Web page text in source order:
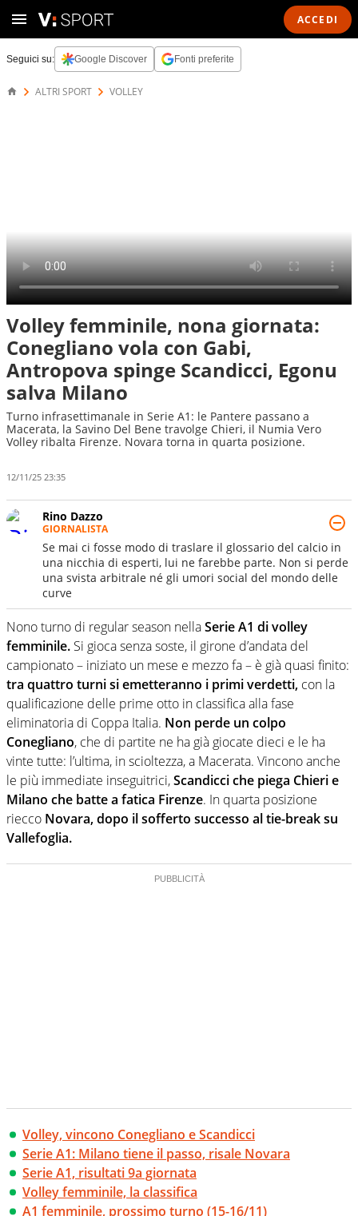
ACCEDI
Seguici su: Google Discover Fonti preferite
ALTRI SPORT VOLLEY
Volley femminile, nona giornata:
Conegliano vola con Gabi,
Antropova spinge Scandicci, Egonu
salva Milano
Turno infrasettimanale in Serie A1: le Pantere passano a
Macerata, la Savino Del Bene travolge Chieri, il Numia Vero
Volley ribalta Firenze. Novara torna in quarta posizione.
12/11/25 23:35
Rino Dazzo
GIORNALISTA
Se mai ci fosse modo di traslare il glossario del calcio in
una nicchia di esperti, lui ne farebbe parte. Non si perde
una svista arbitrale né gli umori social del mondo delle
curve
Nono turno di regular season nellaSerie A1 di volley
femminile. Si gioca senza soste, il girone d’andata del
campionato – iniziato un mese e mezzo fa – è già quasi finito:
tra quattro turni si emetteranno i primi verdetti, con la
qualificazione delle prime otto in classifica alla fase
eliminatoria di Coppa Italia. Non perde un colpo
Conegliano, che di partite ne ha già giocate dieci e le ha
vinte tutte: l’ultima, in scioltezza, a Macerata. Vincono anche
le più immediate inseguitrici,Scandicci che piega Chieri e
Milano che batte a fatica Firenze. In quarta posizione
riecco Novara, dopo il sofferto successo al tie-break su
Vallefoglia.
Volley, vincono Conegliano e Scandicci
Serie A1: Milano tiene il passo, risale Novara
Serie A1, risultati 9a giornata
Volley femminile, la classifica
A1 femminile, prossimo turno (15-16/11)